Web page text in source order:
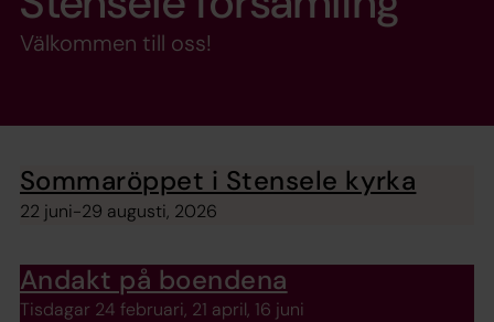
Välkommen till oss!
Sommaröppet i Stensele kyrka
22 juni-29 augusti, 2026
Andakt på boendena
Tisdagar 24 februari, 21 april, 16 juni